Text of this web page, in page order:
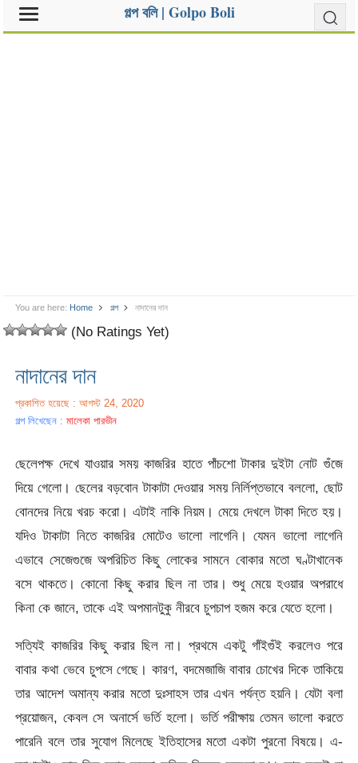
গল্প বলি | Golpo Boli
You are here: Home গল্প নাদানের দান
(No Ratings Yet)
নাদানের দান
প্রকাশিত হয়েছে : আগস্ট 24, 2020
গল্প লিখেছেন :মালেকা পারভীন
ছেলেপক্ষ দেখে যাওয়ার সময় কাজরির হাতে পাঁচশো টাকার দুইটা নোট গুঁজে
দিয়ে গেলো। ছেলের বড়বোন টাকাটা দেওয়ার সময় নির্লিপ্তভাবে বললো, ছোট
বোনদের নিয়ে খরচ করো। এটাই নাকি নিয়ম। মেয়ে দেখলে টাকা দিতে হয়।
যদিও টাকাটা নিতে কাজরির মোটেও ভালো লাগেনি। যেমন ভালো লাগেনি
এভাবে সেজেগুজে অপরিচিত কিছু লোকের সামনে বোকার মতো ঘণ্টাখানেক
বসে থাকতে। কোনো কিছু করার ছিল না তার। শুধু মেয়ে হওয়ার অপরাধে
কিনা কে জানে, তাকে এই অপমানটুকু নীরবে চুপচাপ হজম করে যেতে হলো।
সত্যিই কাজরির কিছু করার ছিল না। প্রথমে একটু গাঁইগুঁই করলেও পরে
বাবার কথা ভেবে চুপসে গেছে। কারণ, বদমেজাজি বাবার চোখের দিকে তাকিয়ে
তার আদেশ অমান্য করার মতো দুঃসাহস তার এখন পর্যন্ত হয়নি। যেটা বলা
প্রয়োজন, কেবল সে অনার্সে ভর্তি হলো। ভর্তি পরীক্ষায় তেমন ভালো করতে
পারেনি বলে তার সুযোগ মিলেছে ইতিহাসের মতো একটা পুরনো বিষয়ে। এ-